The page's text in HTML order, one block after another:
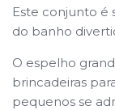
Este conjunto é
do banho
O espelho
brincadeiras
pequenos se